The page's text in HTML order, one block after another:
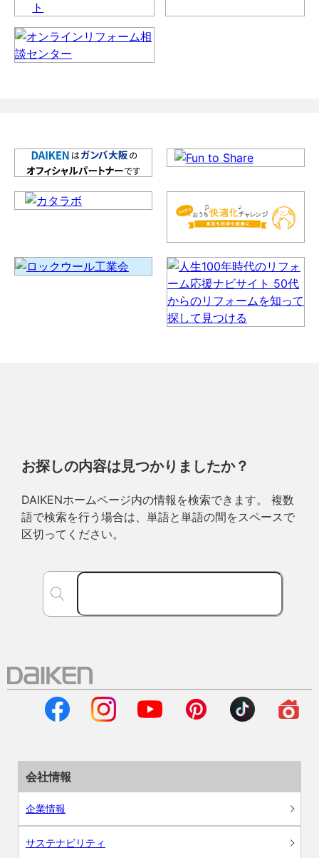
お探しの内容は見つかりましたか？
DAIKENホームページ内の情報を検索できます。 複数
語で検索を行う場合は、単語と単語の間をスペースで
区切ってください。
会社情報
企業情報
サステナビリティ